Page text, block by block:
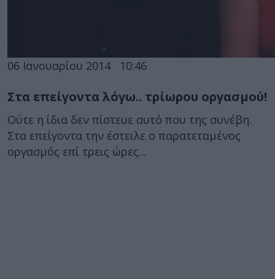
06 Ιανουαρίου 2014 10:46
Στα επείγοντα λόγω.. τρίωρου οργασμού!
Ούτε η ίδια δεν πίστευε αυτό που της συνέβη.
Στα επείγοντα την έστειλε ο παρατεταμένος
οργασμός επί τρεις ώρες...